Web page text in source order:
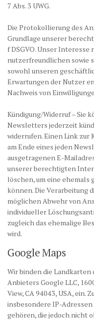
7 Abs. 3 UWG.
Die Protokollierung des
Grundlage unserer
f DSGVO. Unser
nutzerfreundlichen sowie
sowohl unseren
Erwartungen der Nutzer
Nachweis von
Kündigung/Widerruf – Sie
Newsletters jederzeit
widerrufen. Einen Link zur
am Ende eines jeden
ausgetragenen E-
unserer berechtigten
löschen, um eine ehemals
können. Die Verarbeitung
möglichen Abwehr von
individueller
zugleich das ehemalige
wird.
Google Maps
Wir binden die Landkarten
Anbieters Google LLC,
View, CA 94043, USA, ein.
insbesondere IP-
gehören, die jedoch nicht